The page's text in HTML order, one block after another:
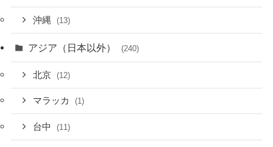
沖縄 (13)
アジア（日本以外） (240)
北京 (12)
マラッカ (1)
台中 (11)